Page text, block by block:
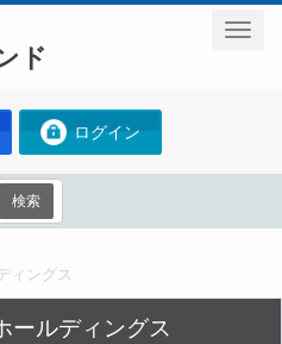
ド
ログイン
検索
ィングス
ールディングス